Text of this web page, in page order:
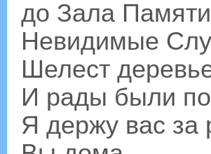
до Зала
Невидимые
Шелест
И рады были
Я держу вас за